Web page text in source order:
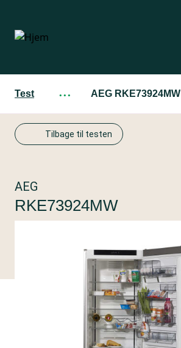
hovedindhold
Test ··· AEG RKE73924MW
Tilbage til testen
AEG
RKE73924MW